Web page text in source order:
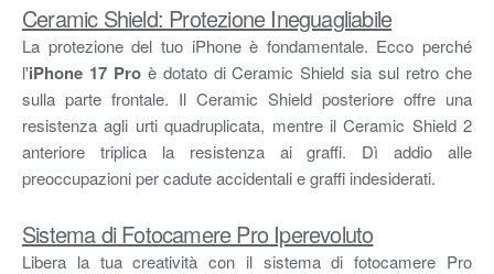
Ceramic Shield: Protezione Ineguagliabile
La protezione del tuo iPhone è fondamentale. Ecco perché
l'iPhone 17 Proè dotato di Ceramic Shield sia sul retro che
sulla parte frontale. Il Ceramic Shield posteriore offre una
resistenza agli urti quadruplicata, mentre il Ceramic Shield 2
anteriore triplica la resistenza ai graffi. Dì addio alle
preoccupazioni per cadute accidentali e graffi indesiderati.
Sistema di Fotocamere Pro Iperevoluto
Libera la tua creatività con il sistema di fotocamere Pro